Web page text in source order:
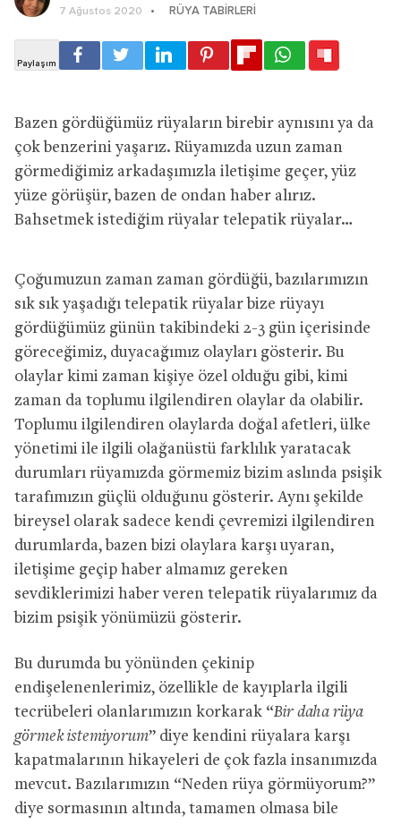
7 Ağustos 2020 RÜYA TABIRLERI
Bazen gördüğümüz rüyaların birebir aynısını ya da
çok benzerini yaşarız. Rüyamızda uzun zaman
görmediğimiz arkadaşımızla iletişime geçer, yüz
yüze görüşür, bazen de ondan haber alırız.
Bahsetmek istediğim rüyalar telepatik rüyalar…
Çoğumuzun zaman zaman gördüğü, bazılarımızın
sık sık yaşadığı telepatik rüyalar bize rüyayı
gördüğümüz günün takibindeki 2-3 gün içerisinde
göreceğimiz, duyacağımız olayları gösterir. Bu
olaylar kimi zaman kişiye özel olduğu gibi, kimi
zaman da toplumu ilgilendiren olaylar da olabilir.
Toplumu ilgilendiren olaylarda doğal afetleri, ülke
yönetimi ile ilgili olağanüstü farklılık yaratacak
durumları rüyamızda görmemiz bizim aslında psişik
tarafımızın güçlü olduğunu gösterir. Aynı şekilde
bireysel olarak sadece kendi çevremizi ilgilendiren
durumlarda, bazen bizi olaylara karşı uyaran,
iletişime geçip haber almamız gereken
sevdiklerimizi haber veren telepatik rüyalarımız da
bizim psişik yönümüzü gösterir.
Bu durumda bu yönünden çekinip
endişelenenlerimiz, özellikle de kayıplarla ilgili
tecrübeleri olanlarımızın korkarak “Bir daha rüya
görmek istemiyorum” diye kendini rüyalara karşı
kapatmalarının hikayeleri de çok fazla insanımızda
mevcut. Bazılarımızın “Neden rüya görmüyorum?”
diye sormasının altında, tamamen olmasa bile